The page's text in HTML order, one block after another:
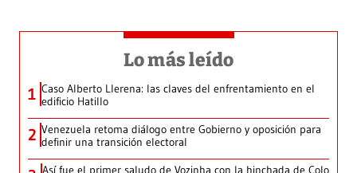
Lo más leído
1 Caso Alberto Llerena: las claves del enfrentamiento en el
edificio Hatillo
2 Venezuela retoma diálogo entre Gobierno y oposición para
definir una transición electoral
Así fue el primer saludo de Vozinha con la hinchada de Colo